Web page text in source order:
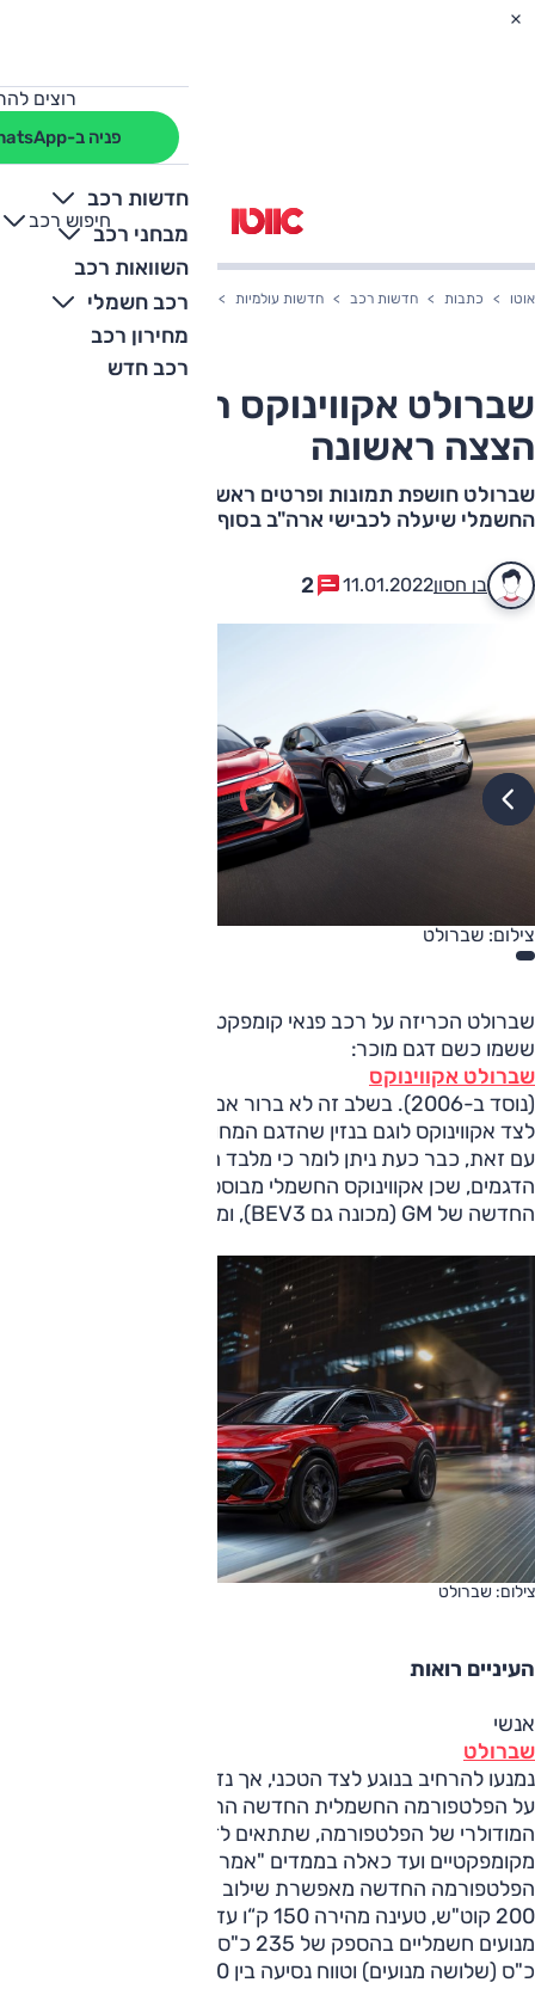
רוצים
פניה ב-WhatsApp
חדשות רכב
מבחני רכב
השוואות רכב
רכב חשמלי
מחירון רכב
רכב חדש
חיפוש רכב
+
-
אוטו כתבות חדשות רכב חדשות עולמיות שברולט אקווינוקס חשמלי 2023: הצצה ראשונה
הצצה ראשונה
שברולט חושפת תמונות ופרטים ראשונים על אקווינוקס
החשמלי שיעלה לכבישי ארה"ב בסוף השנה
בן חסון11.01.2022
2
צילום: שברולט
שברולט הכריזה על רכב פנאי קומפקטי חדש וחשמלי לגמרי
ששמו כשם דגם מוכר:
שברולט אקווינוקס
(נוסד ב-2006). בשלב זה לא ברור אם אקווינוקס החשמלי ישווק
לצד אקווינוקס לוגם בנזין שהדגם המחודש שלו הוצג לפני כשנה.
עם זאת, כבר כעת ניתן לומר כי מלבד השם אין קשר של בין
הדגמים, שכן אקווינוקס החשמלי מבוסס על פלטפורמת 'אולטיום'
החדשה של GM (מכונה גם BEV3), ומערך הסוללות בשם זה.
צילום: שברולט
העיניים רואות
אנשי
שברולט
על הפלטפורמה החשמלית החדשה התגאו בחברה באופייה
המודולרי של הפלטפורמה, שתתאים לדגמים מכל הגדלים –
מקומפקטיים ועד כאלה בממדים "אמריקאיים" של ממש.
כ"ס (שלושה מנועים) וטווח נסיעה בין 480 ק"מ ל-650 ק"מ.